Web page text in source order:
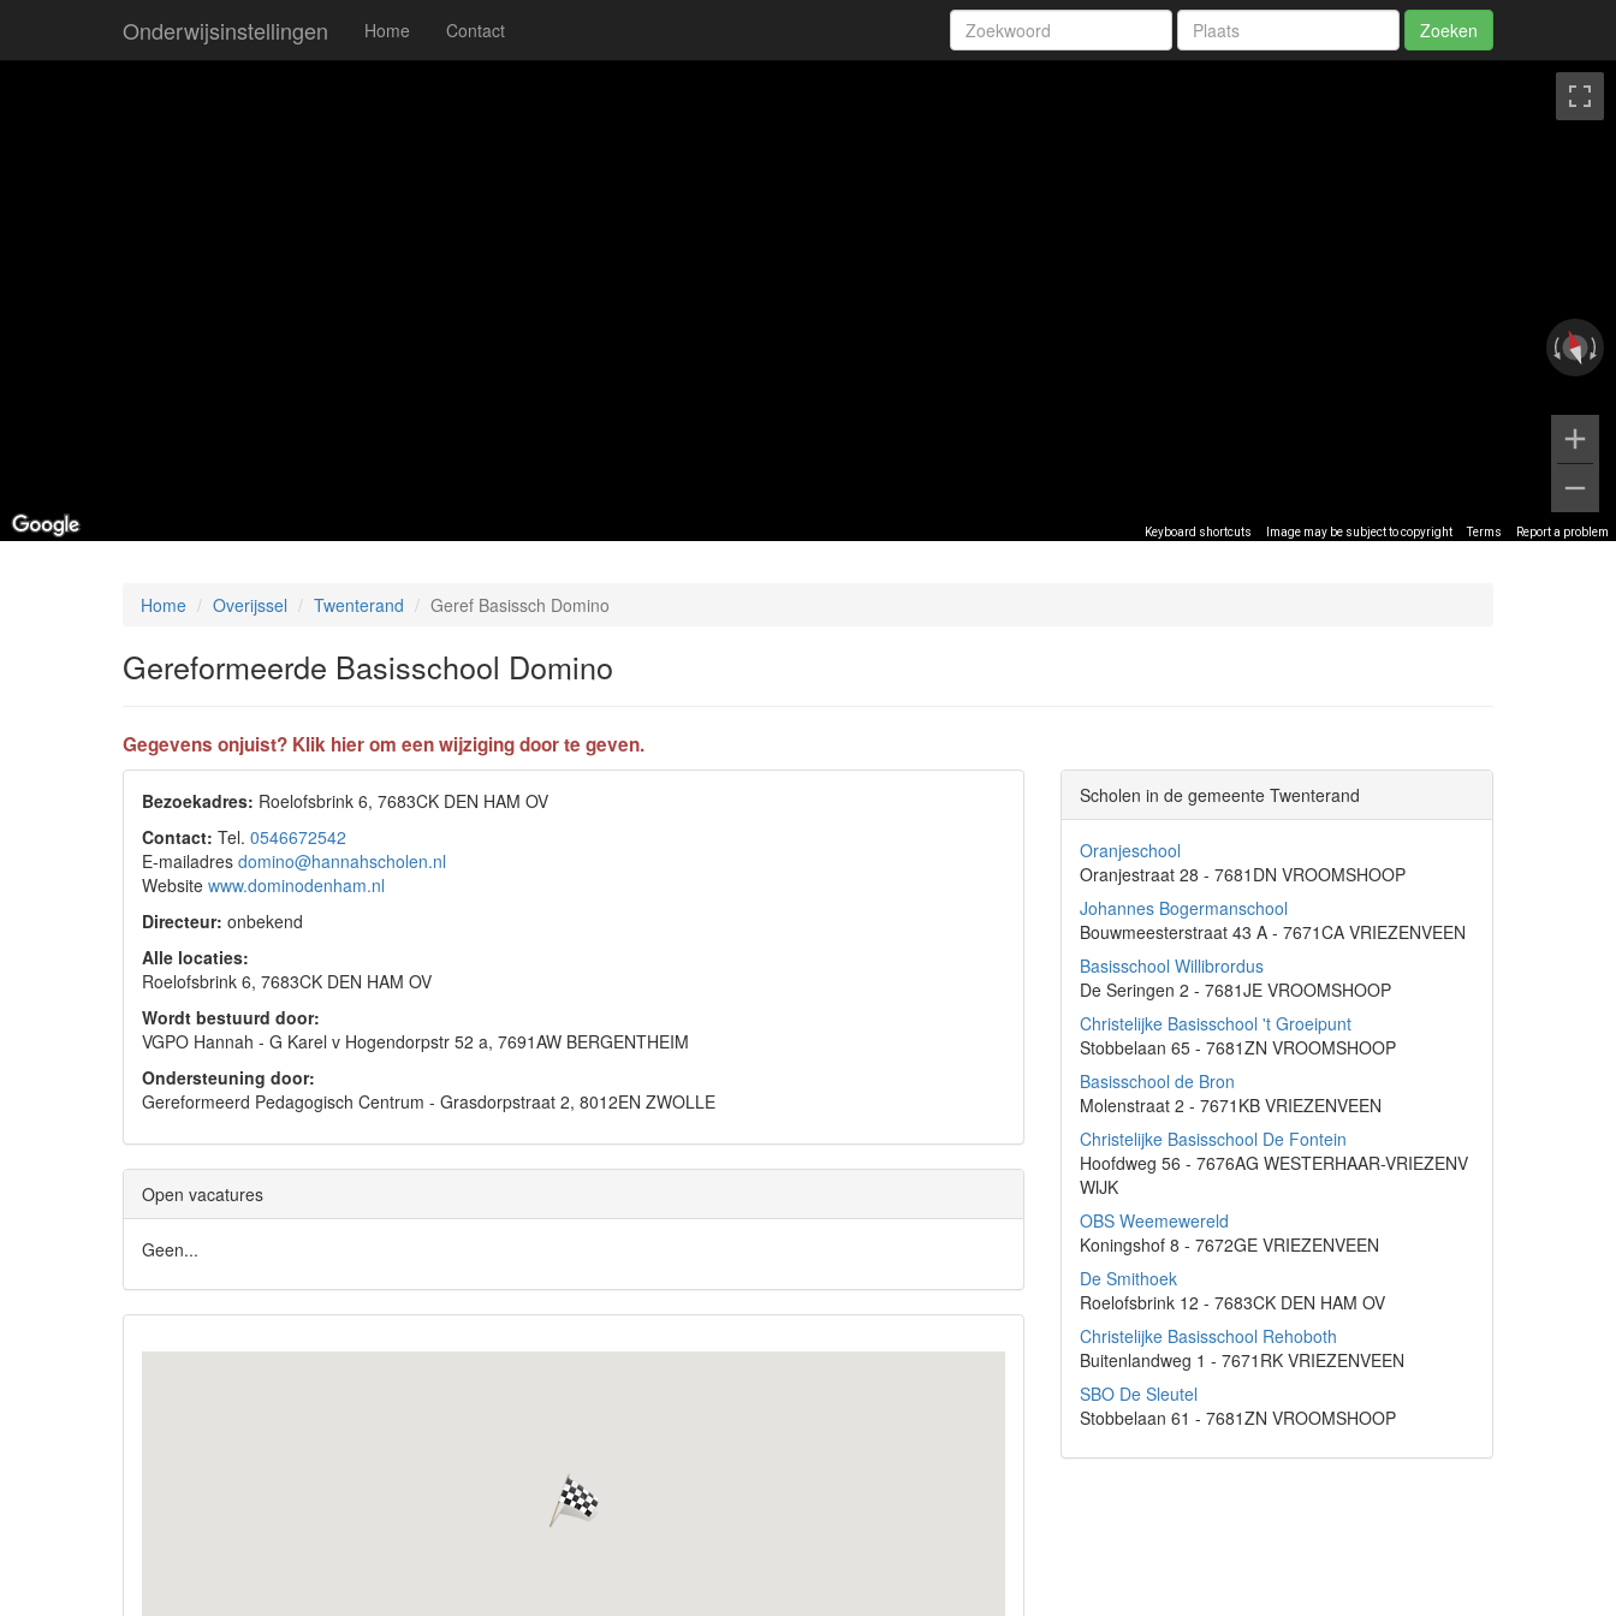
Onderwijsinstellingen Home Contact Zoeken
Keyboard shortcuts Image may be subject to copyright Terms Report a problem
Home Overijssel Twenterand Geref Basissch Domino
Gereformeerde Basisschool Domino
Gegevens onjuist? Klik hier om een wijziging door te geven.
Bezoekadres: Roelofsbrink 6, 7683CK DEN HAM OV
Contact: Tel. 0546672542
E-mailadres domino@hannahscholen.nl
Website www.dominodenham.nl
Directeur: onbekend
Alle locaties:
Roelofsbrink 6, 7683CK DEN HAM OV
Wordt bestuurd door:
VGPO Hannah - G Karel v Hogendorpstr 52 a, 7691AW BERGENTHEIM
Ondersteuning door:
Gereformeerd Pedagogisch Centrum - Grasdorpstraat 2, 8012EN ZWOLLE
Open vacatures
Geen...
Scholen in de gemeente Twenterand
Oranjeschool
Oranjestraat 28 - 7681DN VROOMSHOOP
Johannes Bogermanschool
Bouwmeesterstraat 43 A - 7671CA VRIEZENVEEN
Basisschool Willibrordus
De Seringen 2 - 7681JE VROOMSHOOP
Christelijke Basisschool 't Groeipunt
Stobbelaan 65 - 7681ZN VROOMSHOOP
Basisschool de Bron
Molenstraat 2 - 7671KB VRIEZENVEEN
Christelijke Basisschool De Fontein
Hoofdweg 56 - 7676AG WESTERHAAR-VRIEZENV
WIJK
OBS Weemewereld
Koningshof 8 - 7672GE VRIEZENVEEN
De Smithoek
Roelofsbrink 12 - 7683CK DEN HAM OV
Christelijke Basisschool Rehoboth
Buitenlandweg 1 - 7671RK VRIEZENVEEN
SBO De Sleutel
Stobbelaan 61 - 7681ZN VROOMSHOOP